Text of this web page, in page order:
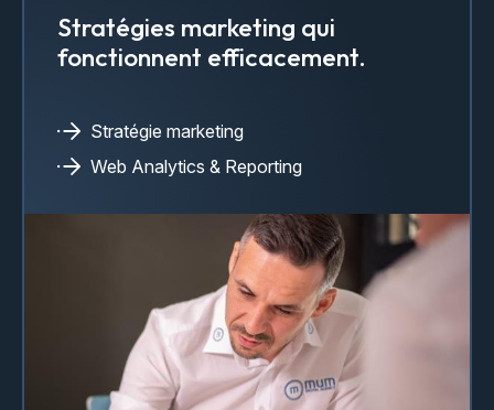
Stratégies marketing qui
fonctionnent efficacement.
Stratégie marketing
Web Analytics & Reporting